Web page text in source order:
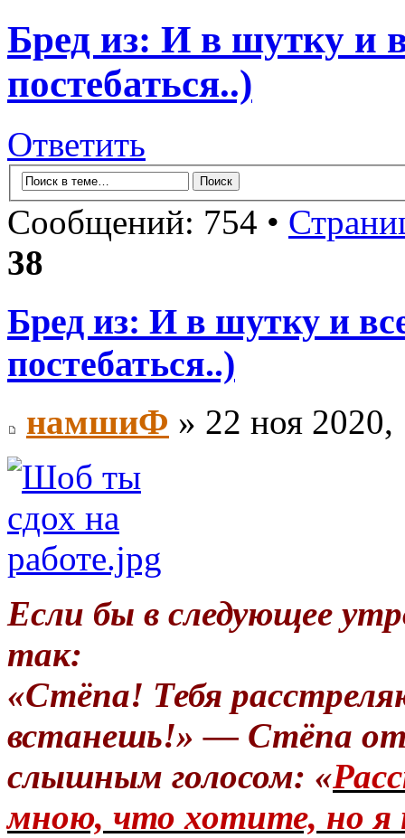
Бред из: И в шутку и
постебаться..)
Ответить
Сообщений: 754 •
38
Бред из: И в шутку и
постебаться..)
намшиФ » 22 ноя 2020,
Если бы в следующее
так:
«Стёпа! Тебя
встанешь!» — Стёпа
слышным голосом: «
мною, что хотите, но я